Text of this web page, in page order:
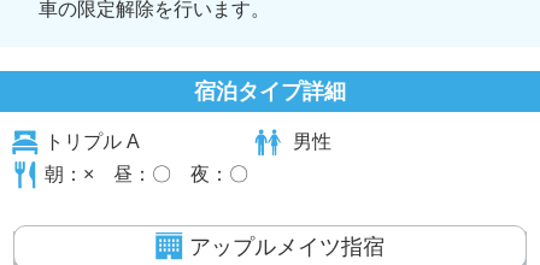
車の限定解除を行います。
宿泊タイプ詳細
トリプル A
男性
朝：× 昼：〇 夜：〇
アップルメイツ指宿